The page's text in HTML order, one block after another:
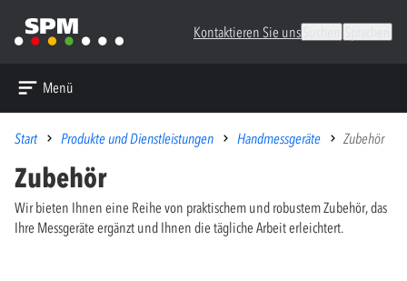
Kontaktieren Sie uns
Menü
Start Produkte und Dienstleistungen Handmessgeräte Zubehör
Zubehör
Wir bieten Ihnen eine Reihe von praktischem und robustem Zubehör, das
Ihre Messgeräte ergänzt und Ihnen die tägliche Arbeit erleichtert.